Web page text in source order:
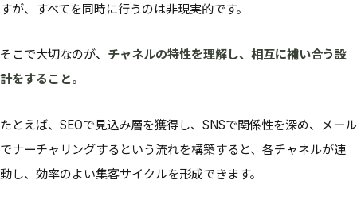
すが、すべてを同時に行うのは非現実的です。
そこで大切なのが、 チャネルの特性を理解し、相互に補い合う設
計をすること。
たとえば、SEOで見込み層を獲得し、SNSで関係性を深め、メール
でナーチャリングするという流れを構築すると、各チャネルが連
動し、効率のよい集客サイクルを形成できます。